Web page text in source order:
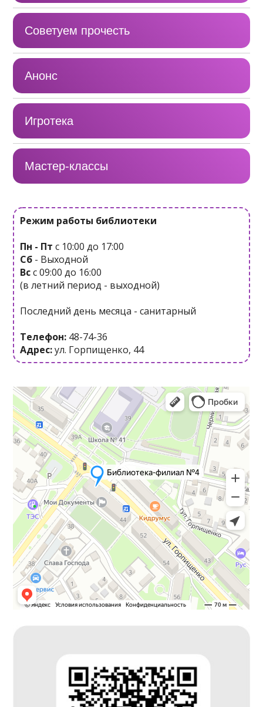
Советуем прочесть
Анонс
Игротека
Мастер-классы
Режим работы библиотеки
Пн - Пт с 10:00 до 17:00
Сб - Выходной
Всс 09:00 до 16:00
(в летний период - выходной)
Последний день месяца - санитарный
Телефон: 48-74-36
Адрес:ул. Горпищенко, 44